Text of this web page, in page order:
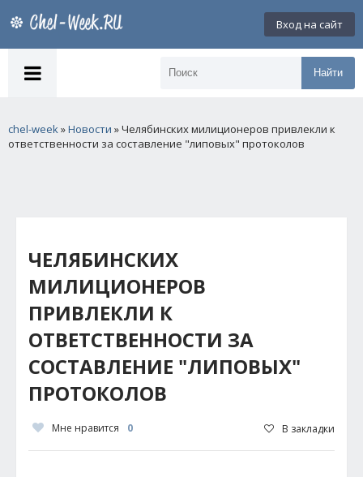
Вход на сайт
Найти
chel-week»Новости » Челябинских милиционеров привлекли к
ответственности за составление "липовых" протоколов
ЧЕЛЯБИНСКИХ
МИЛИЦИОНЕРОВ
ПРИВЛЕКЛИ К
ОТВЕТСТВЕННОСТИ ЗА
СОСТАВЛЕНИЕ "ЛИПОВЫХ"
ПРОТОКОЛОВ
Мне нравится 0 В закладки